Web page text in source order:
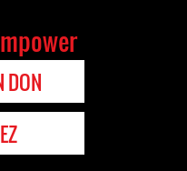
DON